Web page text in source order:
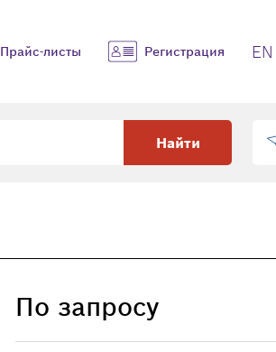
Прайс-листы Регистрация EN
Найти
По запросу